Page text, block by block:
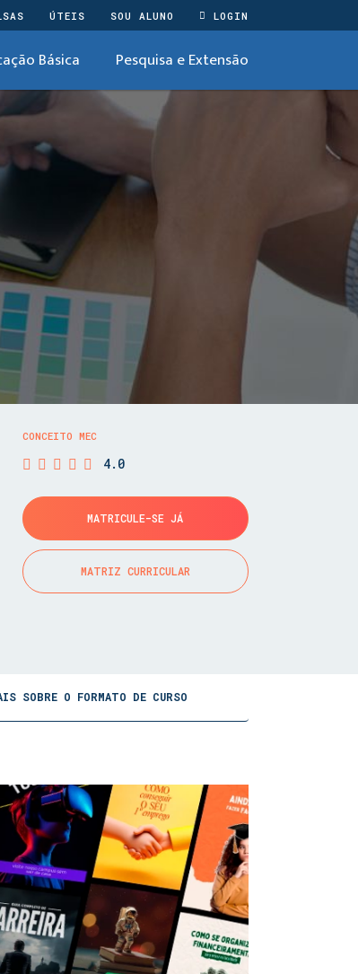
ÚTEIS SOU ALUNO LOGIN
Básica Pesquisa e Extensão
CONCEITO MEC
4.0
MATRICULE-SE JÁ
MATRIZ CURRICULAR
SOBRE O FORMATO DE CURSO